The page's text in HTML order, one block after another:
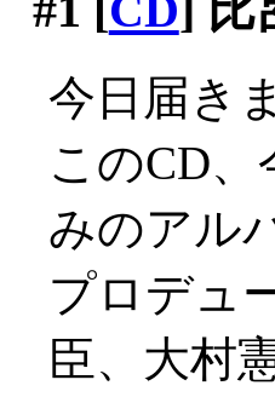
今日届き
このCD
みのアル
プロデュ
臣、大村